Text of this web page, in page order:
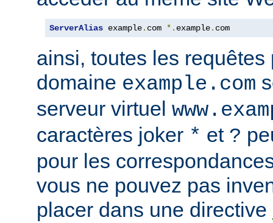
ServerAlias example. com *. example. com
ainsi, toutes les requêtes
domaine example.com
serveur virtuel
caractères joker * et ?
pour les
vous ne pouvez pas
placer dans une directive